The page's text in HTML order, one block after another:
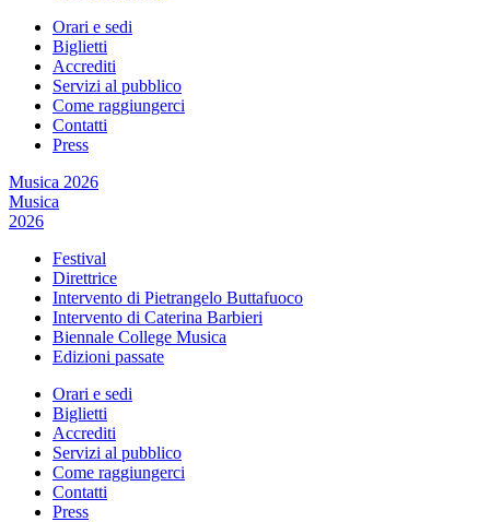
Orari e sedi
Biglietti
Accrediti
Servizi al pubblico
Come raggiungerci
Contatti
Press
Musica 2026
Musica
2026
Festival
Direttrice
Intervento di Pietrangelo Buttafuoco
Intervento di Caterina Barbieri
Biennale College Musica
Edizioni passate
Orari e sedi
Biglietti
Accrediti
Servizi al pubblico
Come raggiungerci
Contatti
Press